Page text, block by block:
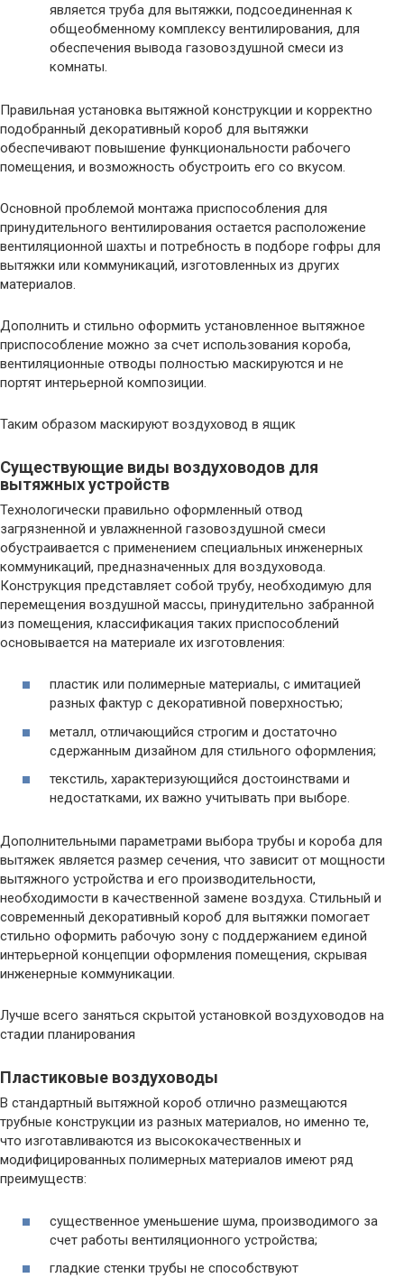
является труба для вытяжки, подсоединенная к
общеобменному комплексу вентилирования, для
обеспечения вывода газовоздушной смеси из
комнаты.
Правильная установка вытяжной конструкции и корректно
подобранный декоративный короб для вытяжки
обеспечивают повышение функциональности рабочего
помещения, и возможность обустроить его со вкусом.
Основной проблемой монтажа приспособления для
принудительного вентилирования остается расположение
вентиляционной шахты и потребность в подборе гофры для
вытяжки или коммуникаций, изготовленных из других
материалов.
Дополнить и стильно оформить установленное вытяжное
приспособление можно за счет использования короба,
вентиляционные отводы полностью маскируются и не
портят интерьерной композиции.
Таким образом маскируют воздуховод в ящик
Существующие виды воздуховодов для
вытяжных устройств
Технологически правильно оформленный отвод
загрязненной и увлажненной газовоздушной смеси
обустраивается с применением специальных инженерных
коммуникаций, предназначенных для воздуховода.
Конструкция представляет собой трубу, необходимую для
перемещения воздушной массы, принудительно забранной
из помещения, классификация таких приспособлений
основывается на материале их изготовления:
пластик или полимерные материалы, с имитацией
разных фактур с декоративной поверхностью;
металл, отличающийся строгим и достаточно
сдержанным дизайном для стильного оформления;
текстиль, характеризующийся достоинствами и
недостатками, их важно учитывать при выборе.
Дополнительными параметрами выбора трубы и короба для
вытяжек является размер сечения, что зависит от мощности
вытяжного устройства и его производительности,
необходимости в качественной замене воздуха. Стильный и
современный декоративный короб для вытяжки помогает
стильно оформить рабочую зону с поддержанием единой
интерьерной концепции оформления помещения, скрывая
инженерные коммуникации.
Лучше всего заняться скрытой установкой воздуховодов на
стадии планирования
Пластиковые воздуховоды
В стандартный вытяжной короб отлично размещаются
трубные конструкции из разных материалов, но именно те,
что изготавливаются из высококачественных и
модифицированных полимерных материалов имеют ряд
преимуществ:
существенное уменьшение шума, производимого за
счет работы вентиляционного устройства;
гладкие стенки трубы не способствуют